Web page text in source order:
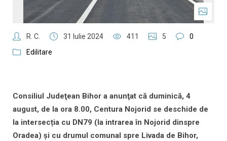
R. C. 31 Iulie 2024 411 5
0
Edilitare
Consiliul Judeţean Bihor a anunţat că duminică, 4
august, de la ora 8.00, Centura Nojorid se deschide de
la intersecția cu DN79 (la intrarea în Nojorid dinspre
Oradea) şi cu drumul comunal spre Livada de Bihor,